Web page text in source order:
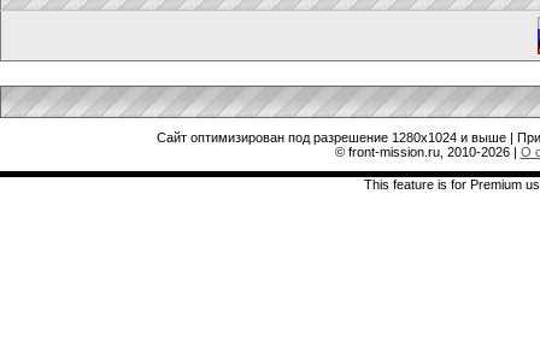
Сайт оптимизирован под разрешение 1280x1024 и выше |
© front-mission.ru, 2010-2026| О
This feature is for Premium